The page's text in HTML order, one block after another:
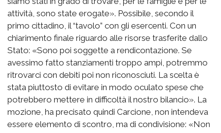
attività, sono state erogate». Possibile, secondo il
primo cittadino, il “tavolo” con gli esercenti. Con un
chiarimento finale riguardo alle risorse trasferite dallo
Stato: «Sono poi soggette a rendicontazione. Se
avessimo fatto stanziamenti troppo ampi, potremmo
ritrovarci con debiti poi non riconosciuti. La scelta è
stata piuttosto di evitare in modo oculato spese che
potrebbero mettere in difficoltà il nostro bilancio». La
mozione, ha precisato quindi Carcione, non intendeva
essere elemento di scontro, ma di condivisione: «Non